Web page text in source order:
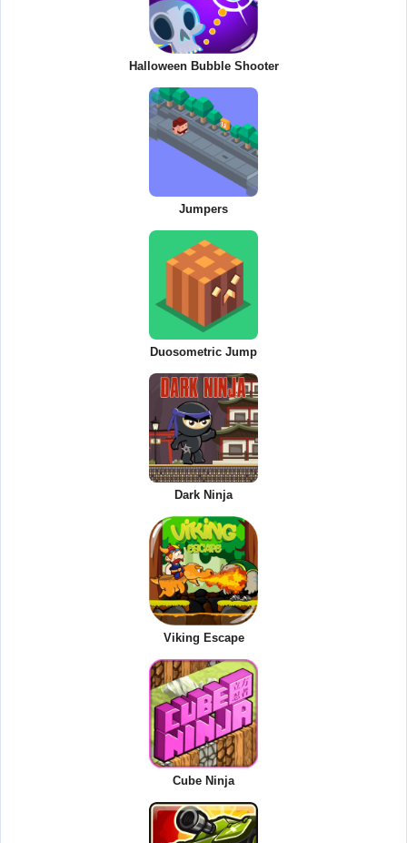
Halloween Bubble Shooter
Jumpers
Duosometric Jump
Dark Ninja
Viking Escape
Cube Ninja